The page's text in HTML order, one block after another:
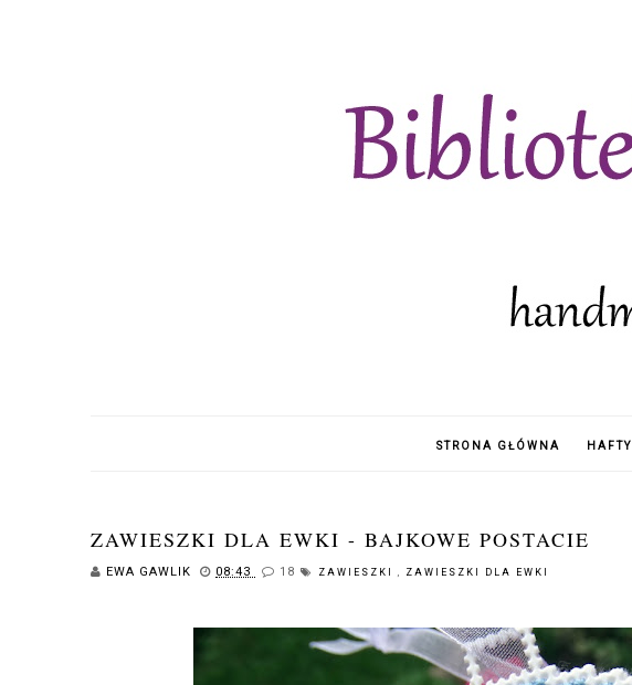
STRONA GŁÓWNA HAFTY
ZAWIESZKI DLA EWKI - BAJKOWE POSTACIE
EWA GAWLIK 08:43 18 ZAWIESZKI , ZAWIESZKI DLA EWKI